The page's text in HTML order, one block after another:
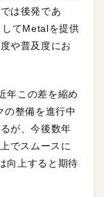
は後発であ
てMetalを提供
や普及度にお
年この差を縮め
の整備を進行中
が、今後数年
でスムースに
向上すると期待